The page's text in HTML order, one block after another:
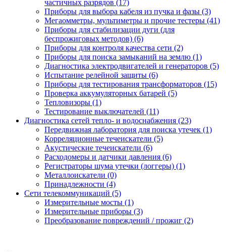
частичных разрядов (17)
Приборы для выбора кабеля из пучка и фазы (3)
Мегаомметры, мультиметры и прочие тестеры (41)
Приборы для стабилизации дуги (для
беспрожиговых методов) (6)
Приборы для контроля качества сети (2)
Приборы для поиска замыканий на землю (1)
Диагностика электродвигателей и генераторов (5)
Испытание релейной защиты (6)
Приборы для тестирования трансформаторов (15)
Проверка аккумуляторных батарей (5)
Тепловизоры (1)
Тестирование выключателей (11)
Диагностика сетей тепло- и водоснабжения (23)
Передвижная лаборатория для поиска утечек (1)
Корреляционные течеискатели (5)
Акустические течеискатели (6)
Расходомеры и датчики давления (6)
Регистраторы шума утечки (логгеры) (1)
Металлоискатели (0)
Принадлежности (4)
Сети телекоммуникаций (5)
Измерительные мосты (1)
Измерительные приборы (3)
Преобразование повреждений / прожиг (2)